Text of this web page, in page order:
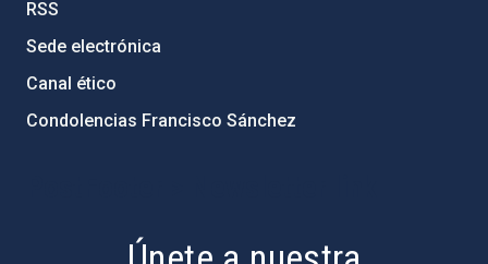
RSS
Sede electrónica
Canal ético
Condolencias Francisco Sánchez